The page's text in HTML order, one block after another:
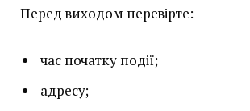
Перед виходом перевірте:
час початку події;
адресу;